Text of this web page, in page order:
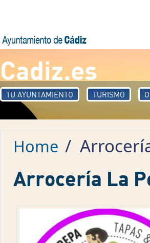
Cadiz.es
TU AYUNTAMIENTO TURISMO
Home /
Arrocería La